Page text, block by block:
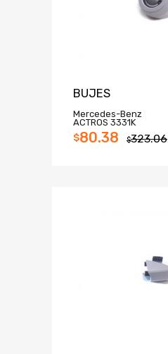
BUJES
Mercedes-Benz
ACTROS 3331K
$323.06
$80.38